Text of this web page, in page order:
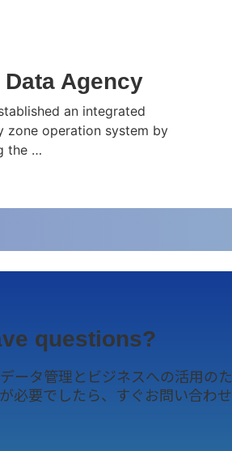
Agency
an integrated
zone operation system by
the …
questions?
ータ管理とビジネスへの活用の
必要でしたら、すぐお問い合わせ